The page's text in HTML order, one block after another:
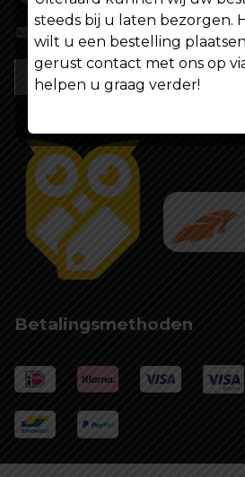
info@shoppenvooriedereen.nl
Betalingsmethoden
steeds bij u laten bezorgen.
wilt u een bestelling
gerust contact met ons op
helpen u graag verder!